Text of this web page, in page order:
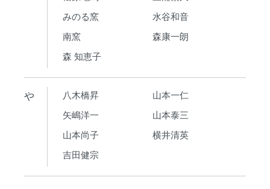
みのる窯
水谷和音
南窯
森康一朗
森 知恵子
や 八木橋昇
山本一仁
矢嶋洋一
山本泰三
山本尚子
横井清英
吉田健宗